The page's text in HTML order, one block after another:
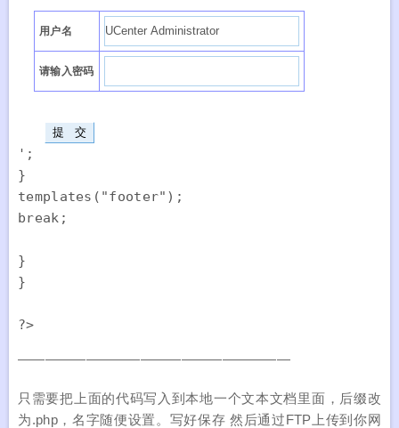
用户名
请输入密码
';
}
templates("footer");
break;
}
}
————————————————————
只需要把上面的代码写入到本地一个文本文档里面，后缀改
为.php，名字随便设置。写好保存 然后通过FTP上传到你网